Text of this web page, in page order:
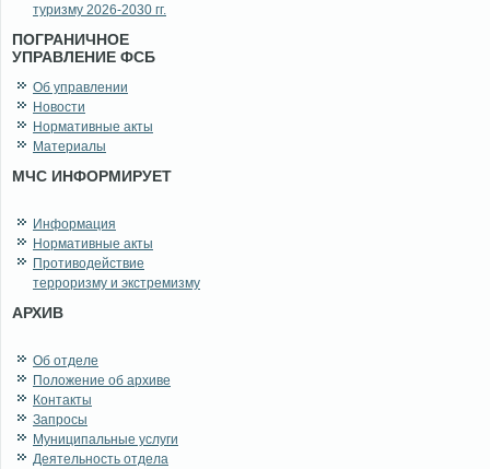
туризму 2026-2030 гг.
ПОГРАНИЧНОЕ
УПРАВЛЕНИЕ ФСБ
Об управлении
Новости
Нормативные акты
Материалы
МЧС ИНФОРМИРУЕТ
Информация
Нормативные акты
Противодействие
терроризму и экстремизму
АРХИВ
Об отделе
Положение об архиве
Контакты
Запросы
Муниципальные услуги
Деятельность отдела